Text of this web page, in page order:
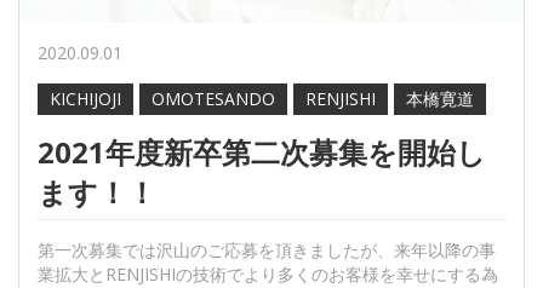
2020.09.01
KICHIJOJI
OMOTESANDO RENJISHI 本橋寛道
2021年度新卒第二次募集を開始し
ます！！
第一次募集では沢山のご応募を頂きましたが、来年以降の事
業拡大とRENJISHIの技術でより多くのお客様を幸せにする為